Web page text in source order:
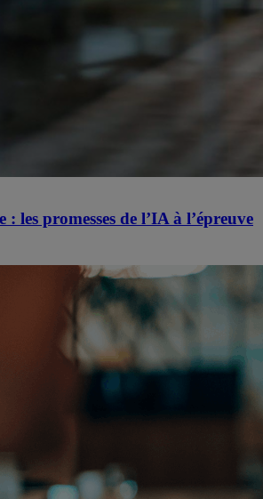
les promesses de l’IA à l’épreuve